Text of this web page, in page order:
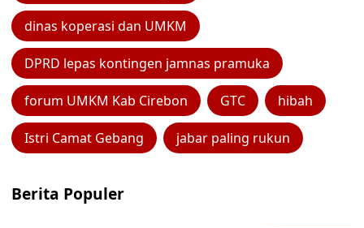
dinas koperasi dan UMKM
DPRD lepas kontingen jamnas pramuka
forum UMKM Kab Cirebon GTC hibah
Istri Camat Gebang jabar paling rukun
Berita Populer